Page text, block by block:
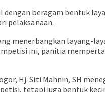
beragam bentuk
pelaksanaan.
menerbangkan layang-
ini, panitia
Hj. Siti Mahnin, SH
tetapi juga bentuk